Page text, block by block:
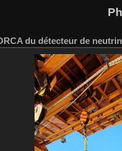
du détecteur de